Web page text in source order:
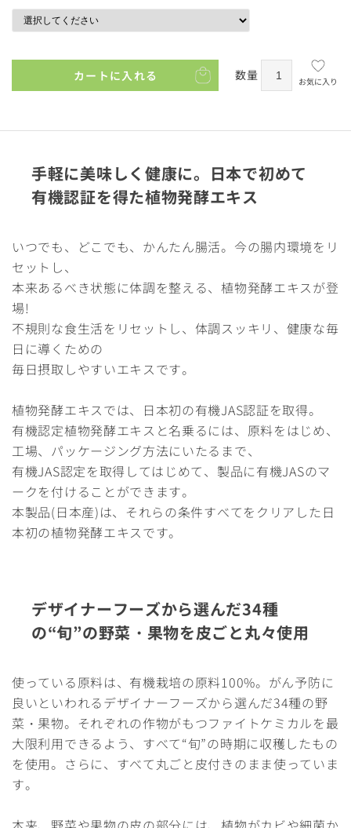
数量
カートに入れる お気に入り
手軽に美味しく健康に。日本で初めて
有機認証を得た植物発酵エキス
いつでも、どこでも、かんたん腸活。今の腸内環境をリ
セットし、
本来あるべき状態に体調を整える、植物発酵エキスが登
場!
不規則な食生活をリセットし、体調スッキリ、健康な毎
日に導くための
毎日摂取しやすいエキスです。
植物発酵エキスでは、日本初の有機JAS認証を取得。
有機認定植物発酵エキスと名乗るには、原料をはじめ、
工場、パッケージング方法にいたるまで、
有機JAS認定を取得してはじめて、製品に有機JASのマ
ークを付けることができます。
本製品(日本産)は、それらの条件すべてをクリアした日
本初の植物発酵エキスです。
デザイナーフーズから選んだ34種
の“旬”の野菜・果物を皮ごと丸々使用
使っている原料は、有機栽培の原料100%。がん予防に
良いといわれるデザイナーフーズから選んだ34種の野
菜・果物。それぞれの作物がもつファイトケミカルを最
大限利用できるよう、すべて“旬”の時期に収穫したもの
を使用。さらに、すべて丸ごと皮付きのまま使っていま
す。